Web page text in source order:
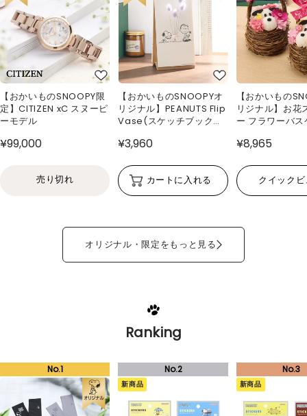
【おかいものSNOOPY限
定】CITIZEN xC スヌーピ
ーモデル
¥99,000
売り切れ
【おかいものSNOOPYオ
リジナル】PEANUTS Flip
Vase(スケッチブック型
¥3,960
カートに入れる
【おかいもの
リジナル】お花
ー フラワーバ
¥8,965
クイック
オリジナル・限定をもっと見る
Ranking
新商品 新商品